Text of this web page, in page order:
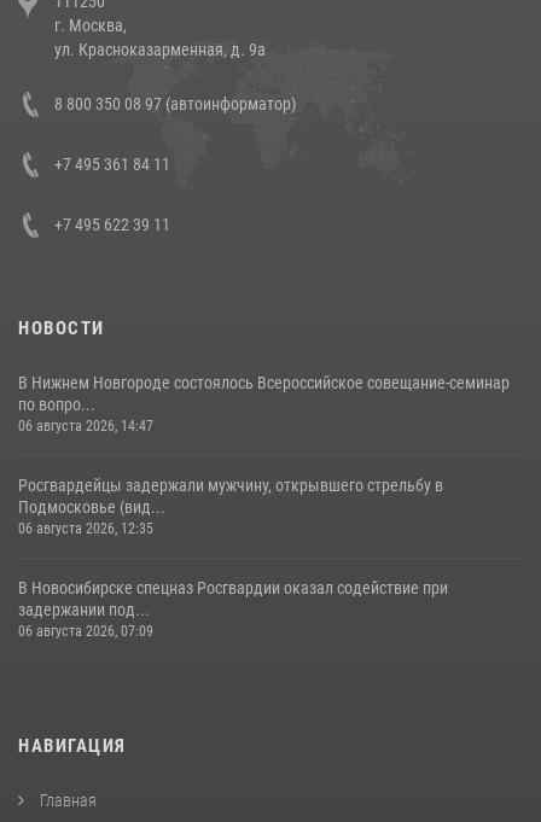
14 июля 2026, 12:20
В Росгвардии прошла военно-научная конференция по обобщению
боевого опыта
г. Москва,
ул. Красноказарменная, д. 9а
8 800 350 08 97 (автоинформатор)
+7 495 361 84 11
+7 495 622 39 11
НОВОСТИ
В Нижнем Новгороде состоялось Всероссийское совещание-семинар
по вопро...
06 августа 2026, 14:47
Росгвардейцы задержали мужчину, открывшего стрельбу в
Подмосковье (вид...
06 августа 2026, 12:35
В Новосибирске спецназ Росгвардии оказал содействие при
задержании под...
06 августа 2026, 07:09
НАВИГАЦИЯ
Главная